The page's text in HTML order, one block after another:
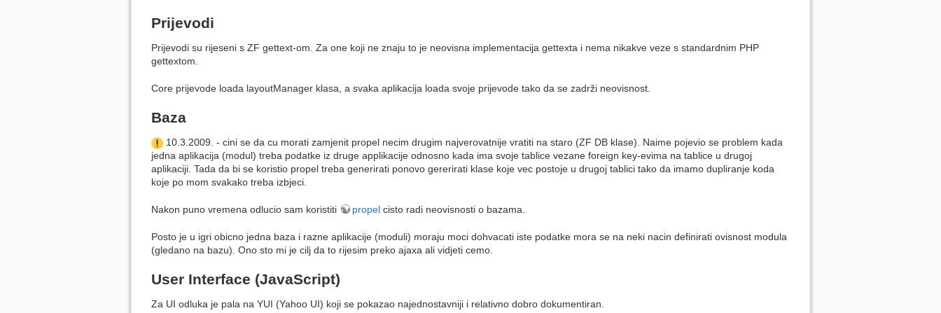
Prijevodi
Prijevodi su rijeseni s ZF gettext-om. Za one koji ne znaju to je neovisna implementacija gettexta i nema nikakve veze s standardnim PHP
gettextom.
Core prijevode loada layoutManager klasa, a svaka aplikacija loada svoje prijevode tako da se zadrži neovisnost.
Baza
10.3.2009. - cini se da cu morati zamjenit propel necim drugim najverovatnije vratiti na staro (ZF DB klase). Naime pojevio se problem kada
jedna aplikacija (modul) treba podatke iz druge applikacije odnosno kada ima svoje tablice vezane foreign key-evima na tablice u drugoj
aplikaciji. Tada da bi se koristio propel treba generirati ponovo gererirati klase koje vec postoje u drugoj tablici tako da imamo dupliranje koda
koje po mom svakako treba izbjeci.
Nakon puno vremena odlucio sam koristiti propel cisto radi neovisnosti o bazama.
Posto je u igri obicno jedna baza i razne aplikacije (moduli) moraju moci dohvacati iste podatke mora se na neki nacin definirati ovisnost modula
(gledano na bazu). Ono sto mi je cilj da to rijesim preko ajaxa ali vidjeti cemo.
User Interface (JavaScript)
Za UI odluka je pala na YUI (Yahoo UI) koji se pokazao najednostavniji i relativno dobro dokumentiran.